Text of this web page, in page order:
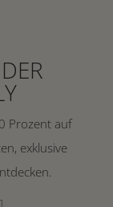
Prozent auf
exklusive